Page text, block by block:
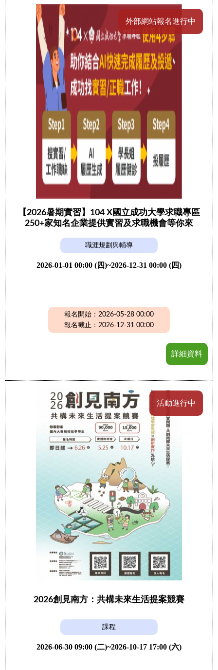
外部網站報名進行中
【2026暑期實習】104 X國立成功大學求職專區
250+家知名企業提供實習及求職機會等你來
職涯規劃與輔導
2026-01-01 00:00 (四)~2026-12-31 00:00 (四)
報名開始：2026-05-28 00:00
報名截止：2026-12-31 00:00
詳細資料
活動進行中
2026創見南方：共構未來生活提案競賽
課程
2026-06-30 09:00 (二)~2026-10-17 17:00 (六)